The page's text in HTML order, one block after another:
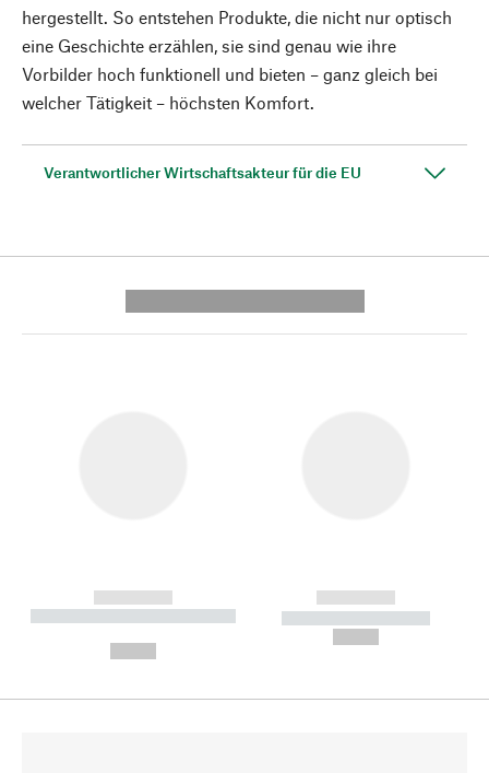
hergestellt. So entstehen Produkte, die nicht nur optisch
eine Geschichte erzählen, sie sind genau wie ihre
Vorbilder hoch funktionell und bieten – ganz gleich bei
welcher Tätigkeit – höchsten Komfort.
Verantwortlicher Wirtschaftsakteur für die EU
------------
----------- ----------- --------
------------
----------- -----------